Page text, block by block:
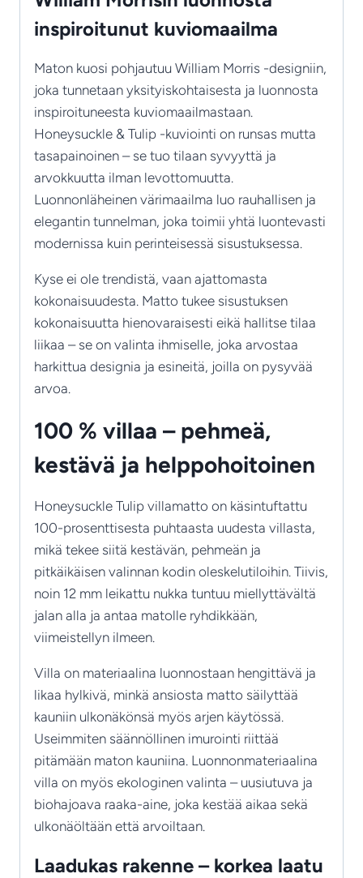
inspiroitunut kuviomaailma
Maton kuosi pohjautuu William Morris -designiin,
joka tunnetaan yksityiskohtaisesta ja luonnosta
inspiroituneesta kuviomaailmastaan.
Honeysuckle & Tulip -kuviointi on runsas mutta
tasapainoinen – se tuo tilaan syvyyttä ja
arvokkuutta ilman levottomuutta.
Luonnonläheinen värimaailma luo rauhallisen ja
elegantin tunnelman, joka toimii yhtä luontevasti
modernissa kuin perinteisessä sisustuksessa.
Kyse ei ole trendistä, vaan ajattomasta
kokonaisuudesta. Matto tukee sisustuksen
kokonaisuutta hienovaraisesti eikä hallitse tilaa
liikaa – se on valinta ihmiselle, joka arvostaa
harkittua designia ja esineitä, joilla on pysyvää
arvoa.
100 % villaa – pehmeä,
kestävä ja helppohoitoinen
Honeysuckle Tulip villamatto on käsintuftattu
100-prosenttisesta puhtaasta uudesta villasta,
mikä tekee siitä kestävän, pehmeän ja
pitkäikäisen valinnan kodin oleskelutiloihin. Tiivis,
noin 12 mm leikattu nukka tuntuu miellyttävältä
jalan alla ja antaa matolle ryhdikkään,
viimeistellyn ilmeen.
Villa on materiaalina luonnostaan hengittävä ja
likaa hylkivä, minkä ansiosta matto säilyttää
kauniin ulkonäkönsä myös arjen käytössä.
Useimmiten säännöllinen imurointi riittää
pitämään maton kauniina. Luonnonmateriaalina
villa on myös ekologinen valinta – uusiutuva ja
biohajoava raaka-aine, joka kestää aikaa sekä
ulkonäöltään että arvoiltaan.
Laadukas rakenne – korkea laatu